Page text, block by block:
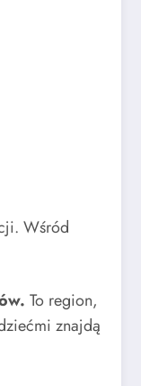
Wśród
To region,
znajdą